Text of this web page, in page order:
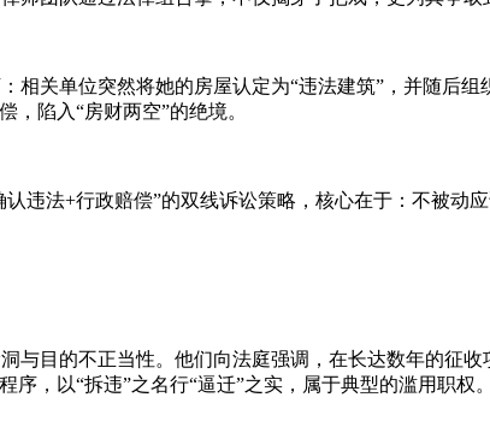
关单位突然将她的房屋认定为“违法建筑”，并随后
陷入“房财两空”的绝境。
违法+行政赔偿”的双线诉讼策略，核心在于：不被动
目的不正当性。他们向法庭强调，在长达数年的征
，以“拆违”之名行“逼迁”之实，属于典型的滥用职权